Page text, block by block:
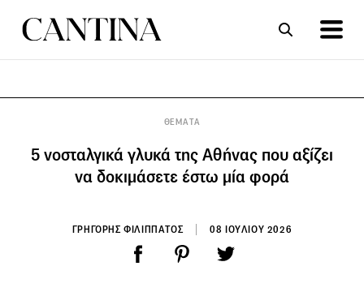
ΘΕΜΑΤΑ
5 νοσταλγικά γλυκά της Αθήνας που αξίζει
να δοκιμάσετε έστω μία φορά
ΓΡΗΓΟΡΗΣ ΦΙΛΙΠΠΑΤΟΣ 08 ΙΟΥΛΙΟΥ 2026